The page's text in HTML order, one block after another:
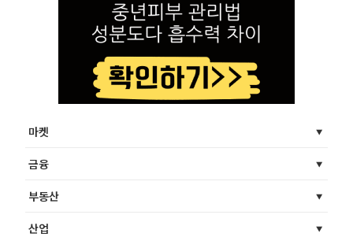
마켓
금융
부동산
산업